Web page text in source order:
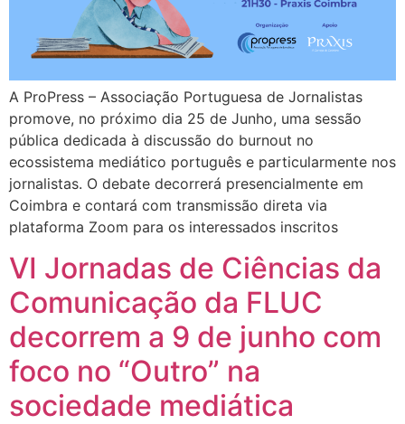
A ProPress – Associação Portuguesa de Jornalistas
promove, no próximo dia 25 de Junho, uma sessão
pública dedicada à discussão do burnout no
ecossistema mediático português e particularmente nos
jornalistas. O debate decorrerá presencialmente em
Coimbra e contará com transmissão direta via
plataforma Zoom para os interessados inscritos
VI Jornadas de Ciências da
Comunicação da FLUC
decorrem a 9 de junho com
foco no “Outro” na
sociedade mediática